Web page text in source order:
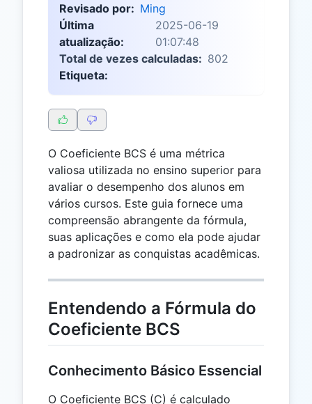
Revisado por: Ming
Última
atualização:
2025-06-19
01:07:48
Total de vezes calculadas: 802
Etiqueta:
O Coeficiente BCS é uma métrica
valiosa utilizada no ensino superior para
avaliar o desempenho dos alunos em
vários cursos. Este guia fornece uma
compreensão abrangente da fórmula,
suas aplicações e como ela pode ajudar
a padronizar as conquistas acadêmicas.
Entendendo a Fórmula do
Coeficiente BCS
Conhecimento Básico Essencial
O Coeficiente BCS (C) é calculado